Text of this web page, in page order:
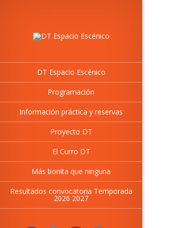
DT Espacio Escénico
Programación
Información práctica y reservas
Proyecto DT
El Curro DT
Más bonita que ninguna
Resultados convocatoria Temporada
2026 2027